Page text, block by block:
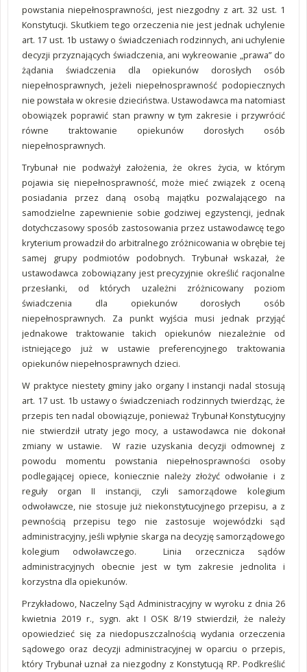
powstania niepełnosprawności, jest niezgodny z art. 32 ust. 1
Konstytucji. Skutkiem tego orzeczenia nie jest jednak uchylenie
art. 17 ust. 1b ustawy o świadczeniach rodzinnych, ani uchylenie
decyzji przyznających świadczenia, ani wykreowanie „prawa” do
żądania świadczenia dla opiekunów dorosłych osób
niepełnosprawnych, jeżeli niepełnosprawność podopiecznych
nie powstała w okresie dzieciństwa. Ustawodawca ma natomiast
obowiązek poprawić stan prawny w tym zakresie i przywrócić
równe traktowanie opiekunów dorosłych osób
niepełnosprawnych.
Trybunał nie podważył założenia, że okres życia, w którym
pojawia się niepełnosprawność, może mieć związek z oceną
posiadania przez daną osobą majątku pozwalającego na
samodzielne zapewnienie sobie godziwej egzystencji, jednak
dotychczasowy sposób zastosowania przez ustawodawcę tego
kryterium prowadził do arbitralnego zróżnicowania w obrębie tej
samej grupy podmiotów podobnych. Trybunał wskazał, że
ustawodawca zobowiązany jest precyzyjnie określić racjonalne
przesłanki, od których uzależni zróżnicowany poziom
świadczenia dla opiekunów dorosłych osób
niepełnosprawnych. Za punkt wyjścia musi jednak przyjąć
jednakowe traktowanie takich opiekunów niezależnie od
istniejącego już w ustawie preferencyjnego traktowania
opiekunów niepełnosprawnych dzieci.
W praktyce niestety gminy jako organy I instancji nadal stosują
art. 17 ust. 1b ustawy o świadczeniach rodzinnych twierdząc, że
przepis ten nadal obowiązuje, ponieważ Trybunał Konstytucyjny
nie stwierdził utraty jego mocy, a ustawodawca nie dokonał
zmiany w ustawie. W razie uzyskania decyzji odmownej z
powodu momentu powstania niepełnosprawności osoby
podlegającej opiece, koniecznie należy złożyć odwołanie i z
reguły organ II instancji, czyli samorządowe kolegium
odwoławcze, nie stosuje już niekonstytucyjnego przepisu, a z
pewnością przepisu tego nie zastosuje wojewódzki sąd
administracyjny, jeśli wpłynie skarga na decyzję samorządowego
kolegium odwoławczego. Linia orzecznicza sądów
administracyjnych obecnie jest w tym zakresie jednolita i
korzystna dla opiekunów.
Przykładowo, Naczelny Sąd Administracyjny w wyroku z dnia 26
kwietnia 2019 r., sygn. akt I OSK 8/19 stwierdził, że należy
opowiedzieć się za niedopuszczalnością wydania orzeczenia
sądowego oraz decyzji administracyjnej w oparciu o przepis,
który Trybunał uznał za niezgodny z Konstytucją RP. Podkreślić